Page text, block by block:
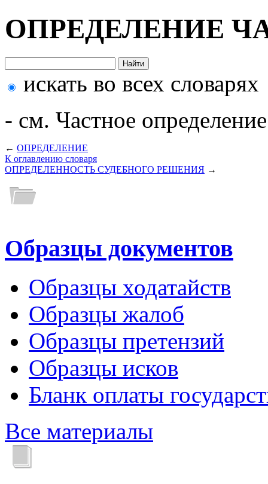
ОПРЕДЕЛЕНИЕ
искать во всех словарях
- см. Частное
← ОПРЕДЕЛЕНИЕ
К оглавлению словаря
ОПРЕДЕЛЕННОСТЬ СУДЕБНОГО РЕШЕНИЯ →
Образцы документов
Образцы ходатайств
Образцы жалоб
Образцы претензий
Образцы исков
Бланк оплаты
Все материалы